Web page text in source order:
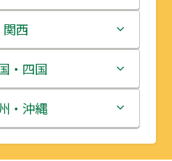
岩手県
城県
田県
形県
栃木県
馬県
玉県
葉県
新潟県
山県
川県
井県
関西
重県
賀県
都府
・四国
取県
根県
・沖縄
岡県